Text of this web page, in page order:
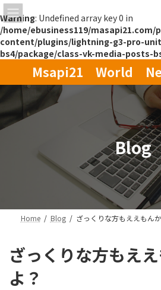
Warning: Undefined array key 0 in
/home/ebusiness119/
content/plugins/lightning-g3-pro-
bs4/package/class-vk-media-posts-
テ
ン
ツ
へ
ゲ
ー
シ
ョ
Msapi21 World
Blog
Home Blog ざっくりな方もええもん
ざっくりな方もえ
よ？